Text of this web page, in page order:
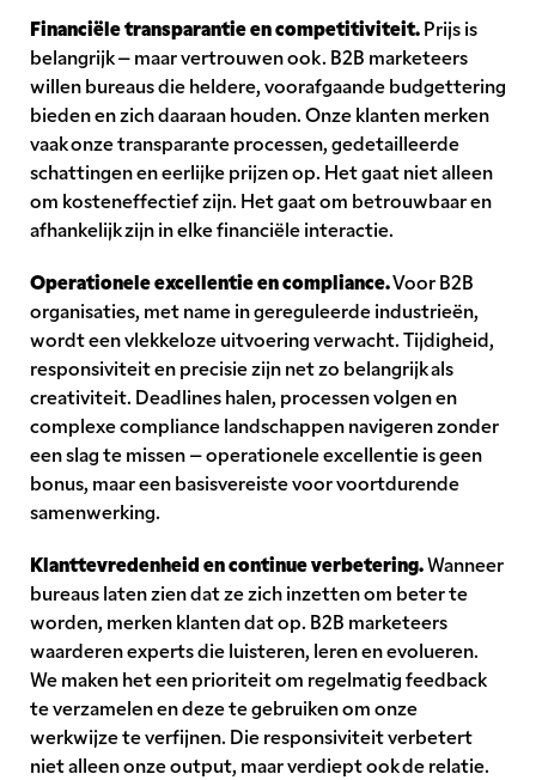
Financiële transparantie en competitiviteit.Prijs is
belangrijk – maar vertrouwen ook. B2B marketeers
willen bureaus die heldere, voorafgaande budgettering
bieden en zich daaraan houden. Onze klanten merken
vaak onze transparante processen, gedetailleerde
schattingen en eerlijke prijzen op. Het gaat niet alleen
om kosteneffectief zijn. Het gaat om betrouwbaar en
afhankelijk zijn in elke financiële interactie.
Operationele excellentie en compliance.Voor B2B
organisaties, met name in gereguleerde industrieën,
wordt een vlekkeloze uitvoering verwacht. Tijdigheid,
responsiviteit en precisie zijn net zo belangrijk als
creativiteit. Deadlines halen, processen volgen en
complexe compliance landschappen navigeren zonder
een slag te missen – operationele excellentie is geen
bonus, maar een basisvereiste voor voortdurende
samenwerking.
Klanttevredenheid en continue verbetering.Wanneer
bureaus laten zien dat ze zich inzetten om beter te
worden, merken klanten dat op. B2B marketeers
waarderen experts die luisteren, leren en evolueren.
We maken het een prioriteit om regelmatig feedback
te verzamelen en deze te gebruiken om onze
werkwijze te verfijnen. Die responsiviteit verbetert
niet alleen onze output, maar verdiept ook de relatie.